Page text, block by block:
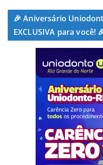
🎉 Aniversário
EXCLUSIVA para você!